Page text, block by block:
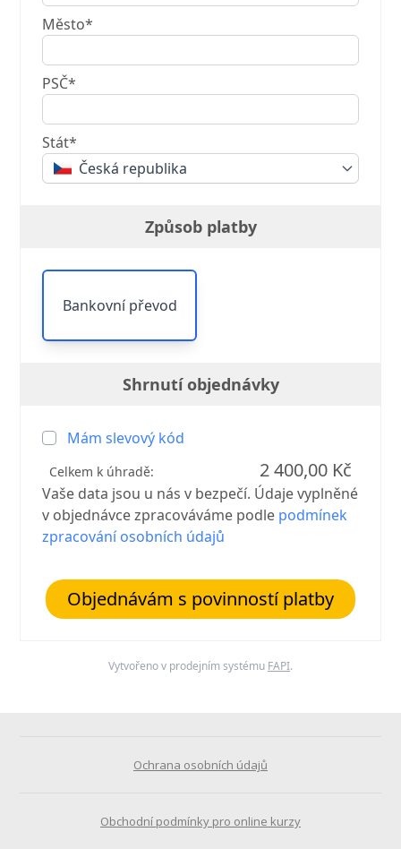
Město*
PSČ*
Stát*
Česká republika
Způsob platby
Bankovní převod
Shrnutí objednávky
Mám slevový kód
Celkem k úhradě: 2 400,00 Kč
Vaše data jsou u nás v bezpečí. Údaje vyplněné
v objednávce zpracováváme podle podmínek
zpracování osobních údajů
Objednávám s povinností platby
Vytvořeno v prodejním systému FAPI.
Ochrana osobních údajů
Obchodní podmínky pro online kurzy